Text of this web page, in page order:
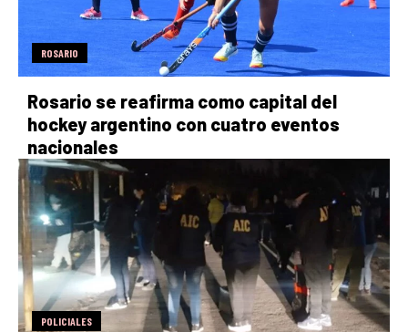
ROSARIO
Rosario se reafirma como capital del
hockey argentino con cuatro eventos
nacionales
POLICIALES